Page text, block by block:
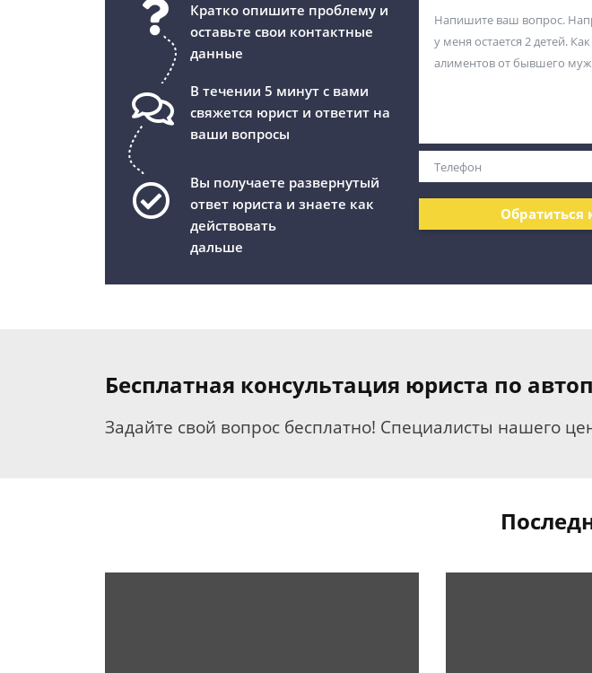
Кратко опишите проблему и
оставьте свои контактные
данные
В течении 5 минут с вами
свяжется юрист и ответит на
ваши вопросы
Вы получаете развернутый
ответ юриста и знаете как
действовать
дальше
Обратиться
Бесплатная консультация юриста по
Задайте свой вопрос бесплатно! Специалисты нашего